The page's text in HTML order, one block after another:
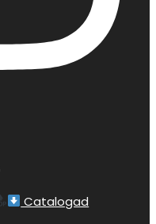
Catalogad